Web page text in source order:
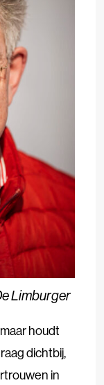
Limburger
houdt
dichtbij,
in